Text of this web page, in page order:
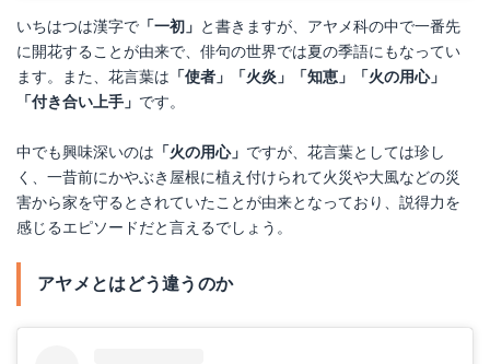
いちはつは漢字で 「一初」 と書きますが、アヤメ科の中で一番先
に開花することが由来で、俳句の世界では夏の季語にもなってい
ます。また、花言葉は 「使者」「火炎」「知恵」「火の用心」
「付き合い上手」 です。
中でも興味深いのは 「火の用心」 ですが、花言葉としては珍し
く、一昔前にかやぶき屋根に植え付けられて火災や大風などの災
害から家を守るとされていたことが由来となっており、説得力を
感じるエピソードだと言えるでしょう。
アヤメとはどう違うのか